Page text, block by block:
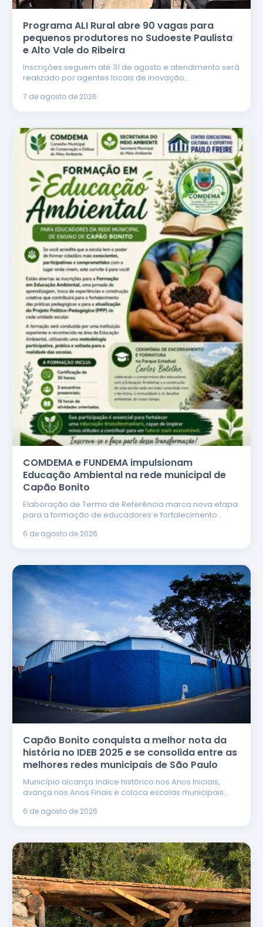
Programa ALI Rural abre 90 vagas para
pequenos produtores no Sudoeste Paulista
e Alto Vale do Ribeira
Inscrições seguem até 31 de agosto e atendimento será
realizado por agentes locais de inovação…
7 de agosto de 2026
COMDEMA e FUNDEMA impulsionam
Educação Ambiental na rede municipal de
Capão Bonito
Elaboração de Termo de Referência marca nova etapa
para a formação de educadores e fortalecimento…
6 de agosto de 2026
Capão Bonito conquista a melhor nota da
história no IDEB 2025 e se consolida entre as
melhores redes municipais de São Paulo
Município alcança índice histórico nos Anos Iniciais,
avança nos Anos Finais e coloca escolas municipais…
6 de agosto de 2026